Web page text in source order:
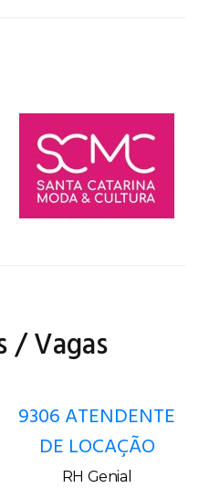
/ Vagas
9306 ATENDENTE
DE LOCAÇÃO
RH Genial